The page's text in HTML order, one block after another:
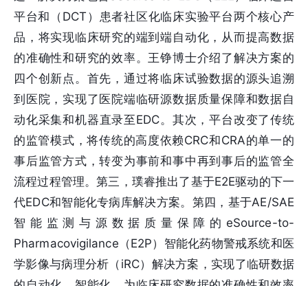
平台和（DCT）患者社区化临床实验平台两个核心产
品，将实现临床研究的端到端自动化，从而提高数据
的准确性和研究的效率。王铮博士介绍了解决方案的
四个创新点。首先，通过将临床试验数据的源头追溯
到医院，实现了医院端临研源数据质量保障和数据自
动化采集和机器直录至EDC。其次，平台改变了传统
的监管模式，将传统的高度依赖CRC和CRA的单一的
事后监管方式，转变为事前和事中再到事后的监管全
流程过程管理。第三，璞睿推出了基于E2E驱动的下一
代EDC和智能化专病库解决方案。第四，基于AE/SAE
智能监测与源数据质量保障的eSource-to-
Pharmacovigilance（E2P）智能化药物警戒系统和医
学影像与病理分析（iRC）解决方案，实现了临研数据